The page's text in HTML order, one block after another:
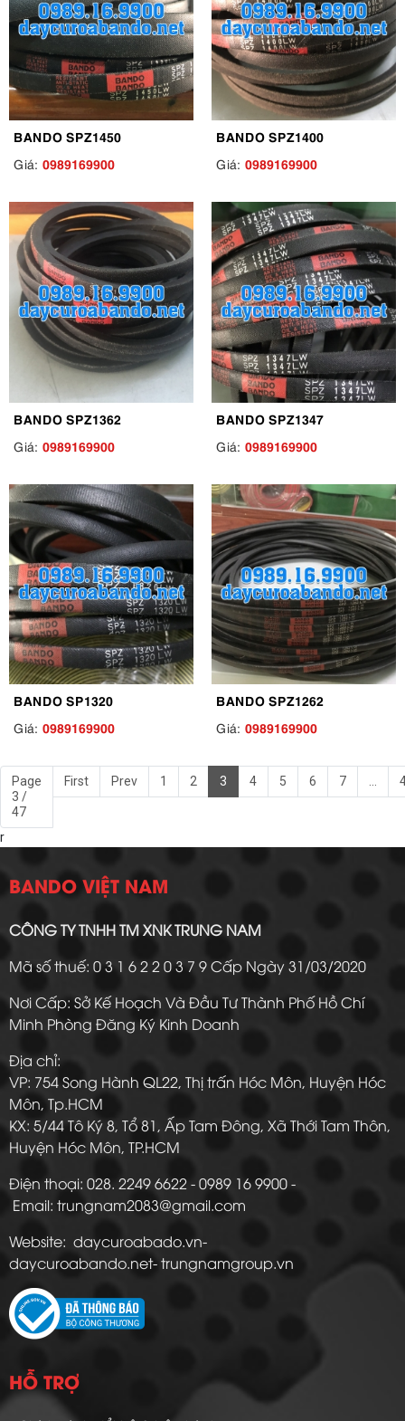
BANDO SPZ1450
Giá: 0989169900
BANDO SPZ1400
Giá: 0989169900
BANDO SPZ1362
Giá: 0989169900
BANDO SPZ1347
Giá: 0989169900
BANDO SP1320
Giá: 0989169900
BANDO SPZ1262
Giá: 0989169900
Page
3 /
47
First Prev 1 2 3 4 5 6 7 ...
r
BANDO VIỆT NAM
CÔNG TY TNHH TM XNK TRUNG NAM
Mã số thuế: 0 3 1 6 2 2 0 3 7 9 Cấp Ngày 31/03/2020
Nơi Cấp: Sở Kế Hoạch Và Đầu Tư Thành Phố Hồ Chí
Minh Phòng Đăng Ký Kinh Doanh
Địa chỉ:
VP: 754 Song Hành QL22, Thị trấn Hóc Môn, Huyện Hóc
Môn, Tp.HCM
KX: 5/44 Tô Ký 8, Tổ 81, Ấp Tam Đông, Xã Thới Tam Thôn,
Huyện Hóc Môn, TP.HCM
Điện thoại: 028. 2249 6622 - 0989 16 9900 -
Email: trungnam2083@gmail.com
Website: daycuroabado.vn-
daycuroabando.net- trungnamgroup.vn
HỖ TRỢ